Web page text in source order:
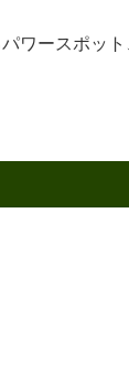
ワースポッ